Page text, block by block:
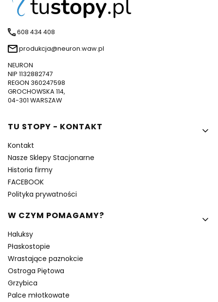
608 434 408
produkcja@neuron.waw.pl
NEURON
NIP 1132882747
REGON 360247598
GROCHOWSKA 114,
04-301 WARSZAW
Linki w stopce
TU STOPY - KONTAKT
Kontakt
Nasze Sklepy Stacjonarne
Historia firmy
FACEBOOK
Polityka prywatności
W CZYM POMAGAMY?
Haluksy
Płaskostopie
Wrastające paznokcie
Ostroga Piętowa
Grzybica
Palce młotkowate